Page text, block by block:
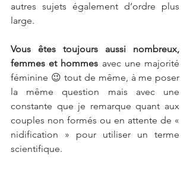
autres sujets également d’ordre plus
large.
Vous êtes toujours aussi nombreux,
femmes et hommes avec une majorité
féminine 😉 tout de même, à me poser
la même question mais avec une
constante que je remarque quant aux
couples non formés ou en attente de «
nidification » pour utiliser un terme
scientifique.